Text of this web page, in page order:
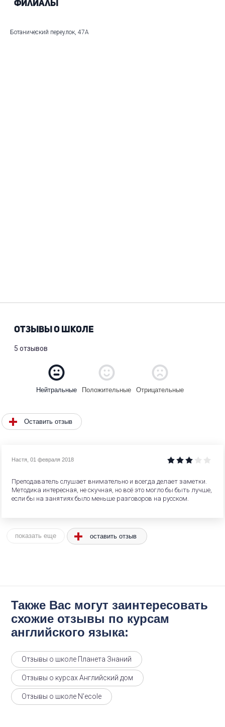
Филиалы
Ботанический переулок, 47А
ОТЗЫВЫ О ШКОЛЕ
5 отзывов
Нейтральные Положительные Отрицательные
Оставить отзыв
Настя, 01 февраля 2018
Преподаватель слушает внимательно и всегда делает заметки.
Методика интересная, не скучная, но всё это могло бы быть лучше,
если бы на занятиях было меньше разговоров на русском.
показать еще оставить отзыв
Также Вас могут заинтересовать
схожие отзывы по курсам
английского языка:
Отзывы о школе Планета Знаний
Отзывы о курсах Английский дом
Отзывы о школе N'ecole